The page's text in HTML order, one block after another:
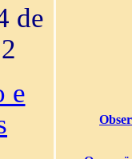
de
e